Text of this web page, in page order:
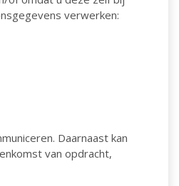
verwerken:
Daarnaast kan
van opdracht,